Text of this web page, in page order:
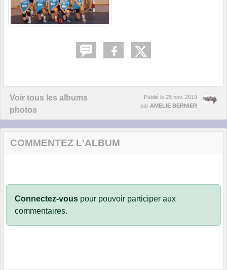
Voir tous les albums
photos
Publié le 25 nov. 2019
par AMELIE BERNIER
COMMENTEZ L'ALBUM
Connectez-vous pour pouvoir participer aux
commentaires.